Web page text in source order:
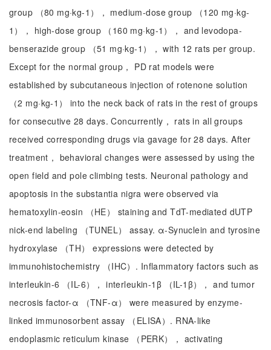
group （80 mg·kg-1）， medium-dose group （120 mg·kg-
1）， high-dose group （160 mg·kg-1）， and levodopa-
benserazide group （51 mg·kg-1）， with 12 rats per group.
Except for the normal group， PD rat models were
established by subcutaneous injection of rotenone solution
（2 mg·kg-1） into the neck back of rats in the rest of groups
for consecutive 28 days. Concurrently， rats in all groups
received corresponding drugs via gavage for 28 days. After
treatment， behavioral changes were assessed by using the
open field and pole climbing tests. Neuronal pathology and
apoptosis in the substantia nigra were observed via
hematoxylin-eosin （HE） staining and TdT-mediated dUTP
nick-end labeling （TUNEL） assay. α-Synuclein and tyrosine
hydroxylase （TH） expressions were detected by
immunohistochemistry （IHC）. Inflammatory factors such as
interleukin-6 （IL-6）， interleukin-1β （IL-1β）， and tumor
necrosis factor-α （TNF-α） were measured by enzyme-
linked immunosorbent assay （ELISA）. RNA-like
endoplasmic reticulum kinase （PERK）， activating